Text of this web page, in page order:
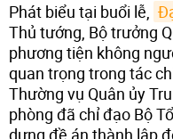
Phát biểu tại buổi lễ,
Thủ tướng, Bộ trưởng
phương tiện không
quan trọng trong tác
Thường vụ Quân ủy
phòng đã chỉ đạo Bộ
dựng đề án thành lập